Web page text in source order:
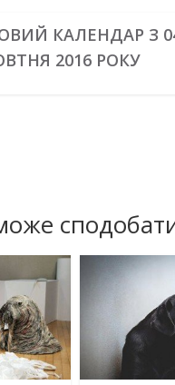
КАЛЕНДАР З
2016 РОКУ